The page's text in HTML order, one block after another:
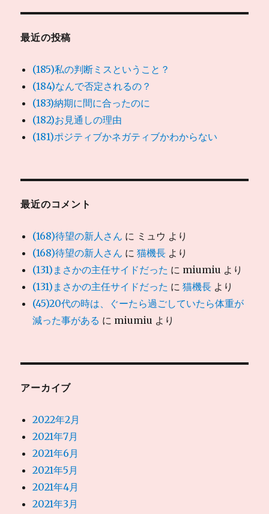
最近の投稿
(185)私の判断ミスということ？
(184)なんで否定されるの？
(183)納期に間に合ったのに
(182)お見通しの理由
(181)ポジティブかネガティブかわからない
最近のコメント
(168)待望の新人さん に ミュウ より
(168)待望の新人さん に猫機長 より
(131)まさかの主任サイドだった に miumiu より
(131)まさかの主任サイドだった に猫機長 より
(45)20代の時は、ぐーたら過ごしていたら体重が
減った事がある に miumiu より
アーカイブ
2022年2月
2021年7月
2021年6月
2021年5月
2021年4月
2021年3月